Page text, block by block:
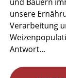
unsere
Verarbeitung
Antwort...